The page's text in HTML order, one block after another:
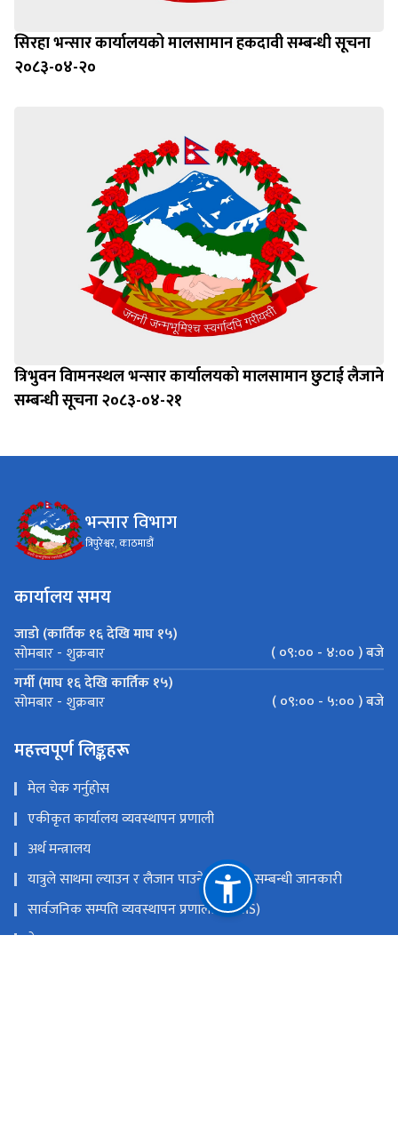
सिरहा भन्सार कार्यालयको मालसामान हकदावी सम्बन्धी सूचना
२०८३-०४-२०
त्रिभुवन विामनस्थल भन्सार कार्यालयको मालसामान छुटाई लैजाने
सम्बन्धी सूचना २०८३-०४-२१
भन्सार विभाग
त्रिपुरेश्वर, काठमाडौं
कार्यालय समय
जाडो (कार्तिक १६ देखि माघ १५)
सोमबार - शुक्रबार
( ०९:०० - ४:०० ) बजे
गर्मी (माघ १६ देखि कार्तिक १५)
सोमबार - शुक्रबार ( ०९:०० - ५:०० ) बजे
महत्त्वपूर्ण लिङ्कहरू
मेल चेक गर्नुहोस
एकीकृत कार्यालय व्यवस्थापन प्रणाली
अर्थ मन्त्रालय
यात्रुले साथमा ल्याउन र लैजान पाउने मालवस्तु सम्बन्धी जानकारी
सार्वजनिक सम्पति व्यवस्थापन प्रणाली (PAMS)
नेपाल राजपत्र